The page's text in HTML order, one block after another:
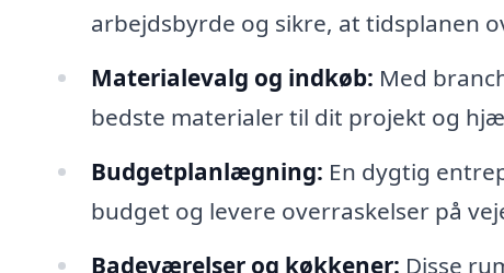
arbejdsbyrde og sikre, at tidsplanen
Materialevalg og indkøb: Med
bedste materialer til dit projekt og
Budgetplanlægning: En dygtig
budget og levere overraskelser på
Badeværelser og køkkener: Disse